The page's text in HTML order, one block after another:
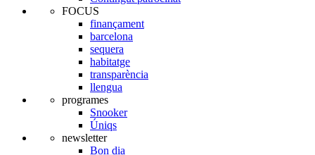
FOCUS
finançament
barcelona
sequera
habitatge
transparència
llengua
programes
Snooker
Úniqs
newsletter
Bon dia